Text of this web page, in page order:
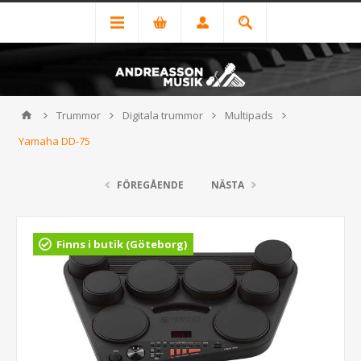
Trummor Digitala trummor
Multipads
Yamaha DD-75
FÖREGÅENDE NÄSTA
Finns i butik (Göteborg)